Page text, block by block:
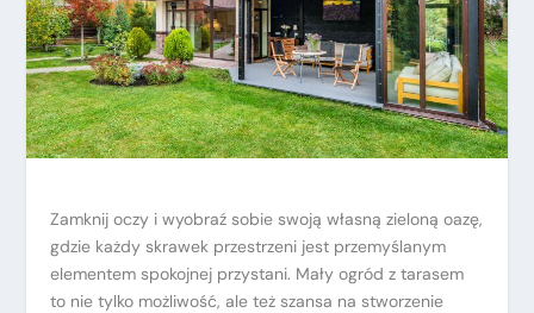
Zamknij oczy i wyobraź sobie swoją własną zieloną oazę,
gdzie każdy skrawek przestrzeni jest przemyślanym
elementem spokojnej przystani. Mały ogród z tarasem
to nie tylko możliwość, ale też szansa na stworzenie